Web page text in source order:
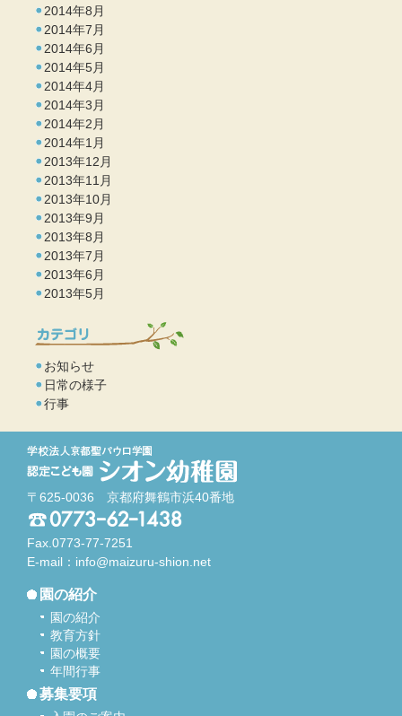
2014年8月
2014年7月
2014年6月
2014年5月
2014年4月
2014年3月
2014年2月
2014年1月
2013年12月
2013年11月
2013年10月
2013年9月
2013年8月
2013年7月
2013年6月
2013年5月
お知らせ
日常の様子
行事
〒625-0036 京都府舞鶴市浜40番地
Fax.0773-77-7251
E-mail： info@maizuru-shion.net
園の紹介
園の紹介
教育方針
園の概要
年間行事
募集要項